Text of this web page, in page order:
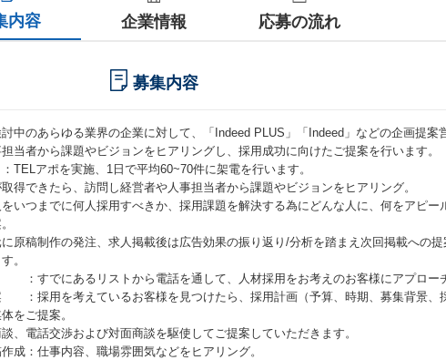
内容 企業情報 応募の流れ
募集内容
中のあらゆる業界の企業に対して、「Indeed PLUS」「Indeed」などの企画提案
当者から課題やビジョンをヒアリングし、採用成功に向けたご提案を行います。
：TELアポを実施、1日で平均60~70件に架電を行います。
得できたら、訪問し経営者や人事担当者から課題やビジョンをヒアリング。
いつまでに何人採用すべきか、採用課題を解決する為にどんな人に、何をアピー
原稿制作の発注、求人掲載後は広告効果の振り返り/分析を踏まえ次回掲載への
。
すでにあるリストから電話を通して、人材採用をお考えのお客様にアプローチ
：採用を考えているお客様を見つけたら、採用計画（予算、時期、募集背景、
をご提案。
、電話交渉および対面商談を駆使してご提案していただきます。
成：仕事内容、職場雰囲気などをヒアリング。